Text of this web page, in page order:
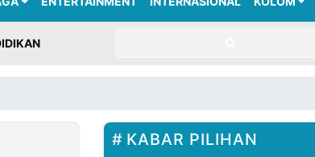
KABAR PILIHAN